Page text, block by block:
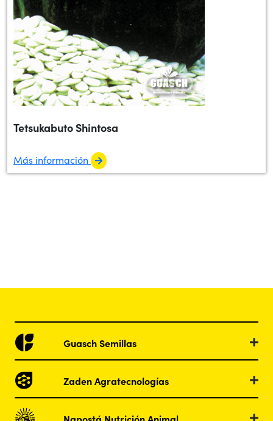
Tetsukabuto Shintosa
Más información
Guasch Semillas
Zaden Agratecnologías